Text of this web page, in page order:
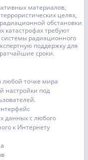
материалов,
целях,
обстановки
катастрофах требуют
радиационного
поддержку для
сроки.
любой точке мира
настройки под
данных с любого
к Интернету